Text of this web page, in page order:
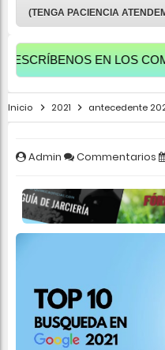
(TENGA PACIENCIA
EN LOS
Inicio 2021 antecedente
Admin Commentarios